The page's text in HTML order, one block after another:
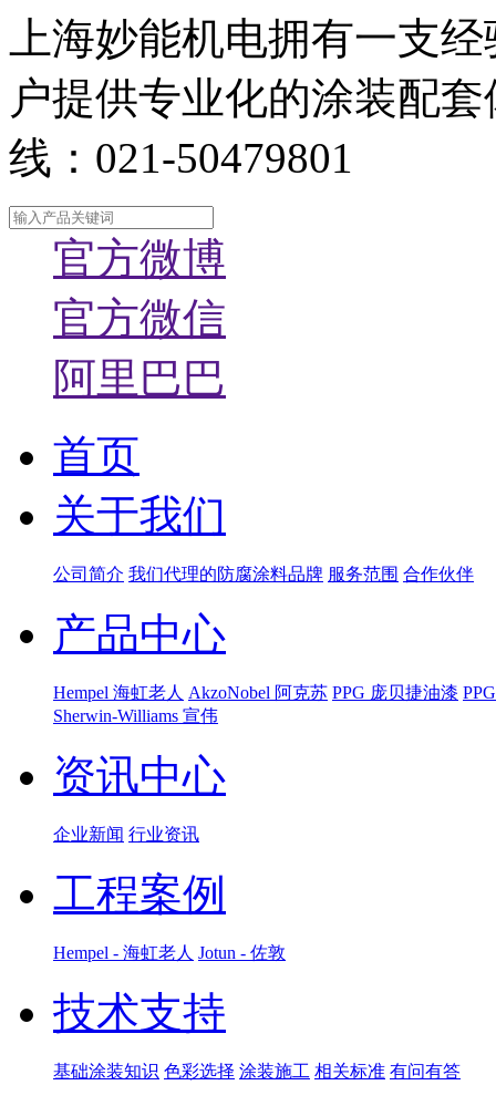
上海妙能机电拥有一支
户提供专业化的涂装配
线：021-50479801
官方微博
官方微信
阿里巴巴
首页
关于我们
公司简介 我们代理的防腐涂料品牌 服务范围 合作伙伴
产品中心
Hempel 海虹老人 AkzoNobel 阿克苏 PPG 庞贝捷油漆
Sherwin-Williams 宣伟
资讯中心
企业新闻 行业资讯
工程案例
Hempel - 海虹老人 Jotun - 佐敦
技术支持
基础涂装知识 色彩选择 涂装施工 相关标准 有问有答